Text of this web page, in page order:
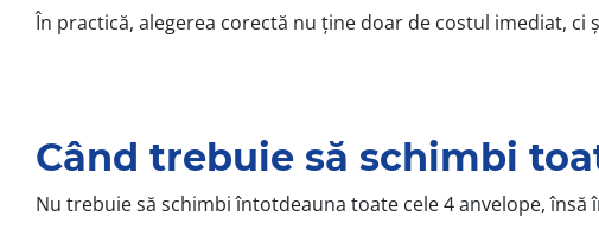
În practică, alegerea corectă nu ține doar de costul imediat,
Când trebuie să schimbi
Nu trebuie să schimbi întotdeauna toate cele 4 anvelope,